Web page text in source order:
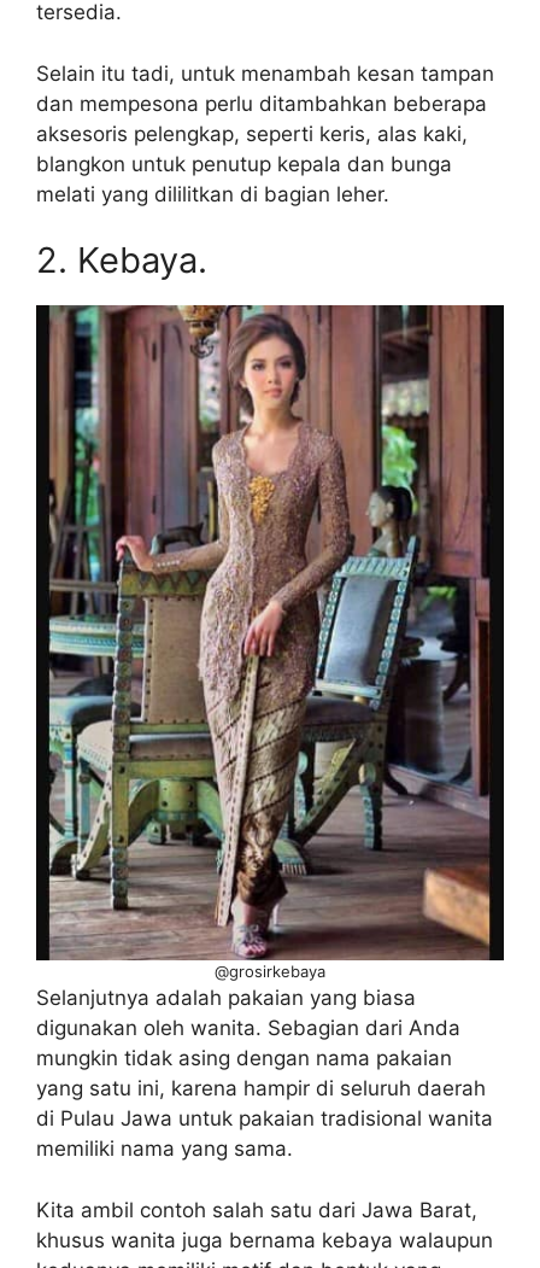
tersedia.
Selain itu tadi, untuk menambah kesan tampan
dan mempesona perlu ditambahkan beberapa
aksesoris pelengkap, seperti keris, alas kaki,
blangkon untuk penutup kepala dan bunga
melati yang dililitkan di bagian leher.
2. Kebaya.
@grosirkebaya
Selanjutnya adalah pakaian yang biasa
digunakan oleh wanita. Sebagian dari Anda
mungkin tidak asing dengan nama pakaian
yang satu ini, karena hampir di seluruh daerah
di Pulau Jawa untuk pakaian tradisional wanita
memiliki nama yang sama.
Kita ambil contoh salah satu dari Jawa Barat,
khusus wanita juga bernama kebaya walaupun